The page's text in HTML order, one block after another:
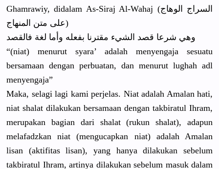
Ghamrawiy, didalam As-Siraj Al-Wahaj (السراج الوهاج
على متن المنهاج)
وهي شرعا قصد الشيء مقترنا بفعله وأما لغة فالقصد
“(niat) menurut syara’ adalah menyengaja sesuatu
bersamaan dengan perbuatan, dan menurut lughah adl
menyengaja”
Maka, selagi lagi kami perjelas. Niat adalah Amalan hati,
niat shalat dilakukan bersamaan dengan takbiratul Ihram,
merupakan bagian dari shalat (rukun shalat), adapun
melafadzkan niat (mengucapkan niat) adalah Amalan
lisan (aktifitaslisan), yang hanya dilakukan sebelum
takbiratul Ihram, artinya dilakukan sebelum masuk dalam